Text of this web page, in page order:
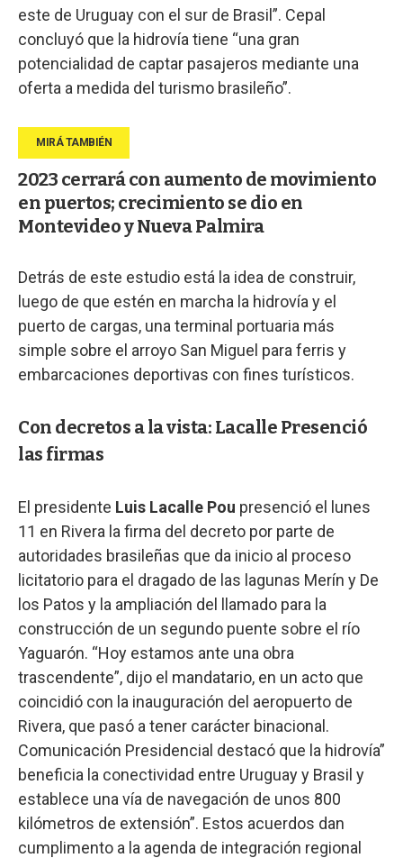
este de Uruguay con el sur de Brasil”. Cepal
concluyó que la hidrovía tiene “una gran
potencialidad de captar pasajeros mediante una
oferta a medida del turismo brasileño”.
2023 cerrará con aumento de movimiento
en puertos; crecimiento se dio en
Montevideo y Nueva Palmira
Detrás de este estudio está la idea de construir,
luego de que estén en marcha la hidrovía y el
puerto de cargas, una terminal portuaria más
simple sobre el arroyo San Miguel para ferris y
embarcaciones deportivas con fines turísticos.
Con decretos a la vista: Lacalle Presenció
las firmas
El presidente Luis Lacalle Pou presenció el lunes
11 en Rivera la firma del decreto por parte de
autoridades brasileñas que da inicio al proceso
licitatorio para el dragado de las lagunas Merín y De
los Patos y la ampliación del llamado para la
construcción de un segundo puente sobre el río
Yaguarón. “Hoy estamos ante una obra
trascendente”, dijo el mandatario, en un acto que
coincidió con la inauguración del aeropuerto de
Rivera, que pasó a tener carácter binacional.
Comunicación Presidencial destacó que la hidrovía”
beneficia la conectividad entre Uruguay y Brasil y
establece una vía de navegación de unos 800
kilómetros de extensión”. Estos acuerdos dan
cumplimento a la agenda de integración regional